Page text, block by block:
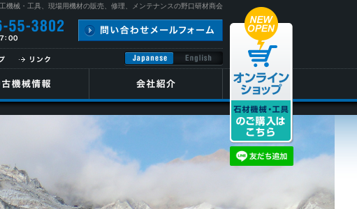
機械・工具、現場用機材の販売、修理、メンテナンスの野口研材商会